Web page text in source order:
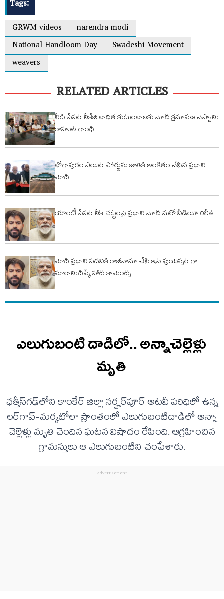
Tags:
GRWM videos
narendra modi
National Handloom Day
Swadeshi Movement
weavers
RELATED ARTICLES
నీట్ పేపర్ లీకేజి బాధిత కుటుంబాలకు మోదీ క్షమాపణ చెప్పాలి:
రాహుల్ గాంధీ
భోగాపురం ఎయిర్ పోర్టును జాతికి అంకితం చేసిన ప్రధాని
మోదీ
యాంటీ పేపర్ లీక్ చట్టంపై ప్రధాని మోదీ మరో వీడియో రిలీజ్
మోదీ ప్రధాని పదవికి రాజీనామా చేసి ఇన్ ఫ్లుయెన్సర్ గా
మారాలి: దీప్కే హాట్ కామెంట్స్
ఎలుగుబంటి దాడిలో.. అన్నాచెల్లెళ్లు
మృతి
ఛత్తీస్‌గఢ్‌లోని కాంకేర్ జిల్లా నర్హర్‌పూర్ అటవీ పరిధిలో ఉన్న
లర్‌గావ్-మర్కటోలా ప్రాంతంలో ఎలుగుబంటిదాడిలో అన్నా
చెల్లెళ్లు మృతి చెందిన ఘటన విషాదం రేపింది. ఆగ్రహించిన
గ్రామస్తులు ఆ ఎలుగుబంటిని చంపేశారు.